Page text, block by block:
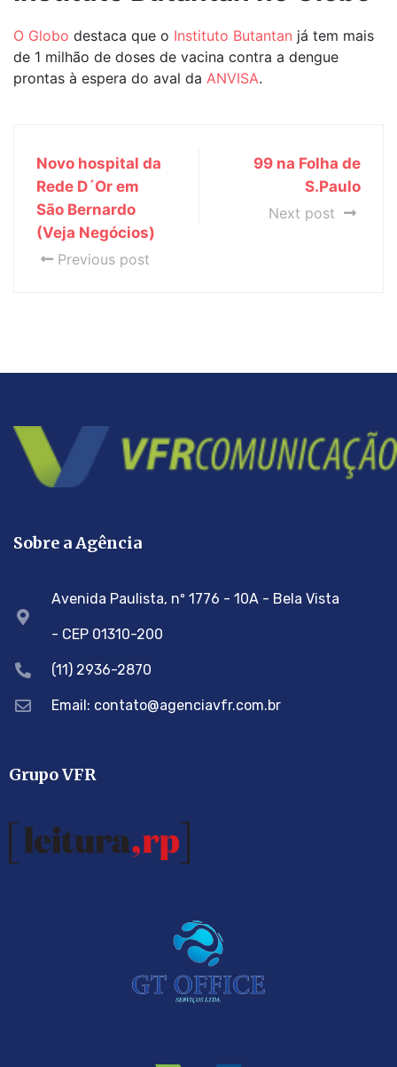
O Globo destaca que o Instituto Butantan já tem mais
de 1 milhão de doses de vacina contra a dengue
prontas à espera do aval da ANVISA.
Novo hospital da
Rede D´Or em
São Bernardo
(Veja Negócios)
Previous post
99 na Folha de
S.Paulo
Next post
Sobre a Agência
Avenida Paulista, nº 1776 - 10A - Bela Vista
- CEP 01310-200
(11) 2936-2870
Email: contato@agenciavfr.com.br
Grupo VFR